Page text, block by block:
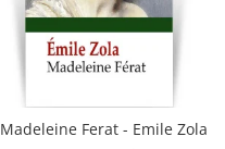
Madeleine Ferat - Emile Zola